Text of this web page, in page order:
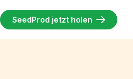
SeedProd jetzt holen